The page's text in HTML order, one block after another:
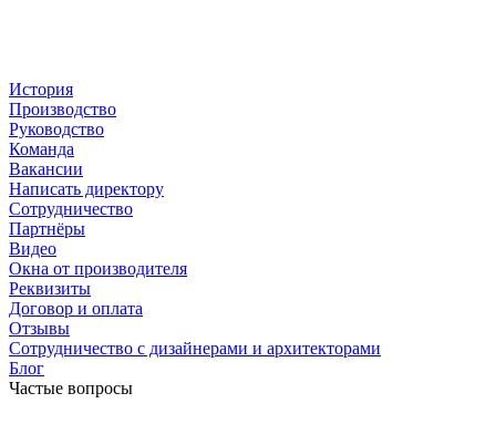
История
Производство
Руководство
Команда
Вакансии
Написать директору
Сотрудничество
Партнёры
Видео
Окна от производителя
Реквизиты
Договор и оплата
Отзывы
Сотрудничество с дизайнерами и архитекторами
Блог
Частые вопросы